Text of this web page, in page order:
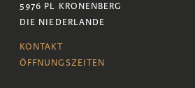
5976 PL KRONENBERG
DIE NIEDERLANDE
KONTAKT
ÖFFNUNGSZEITEN